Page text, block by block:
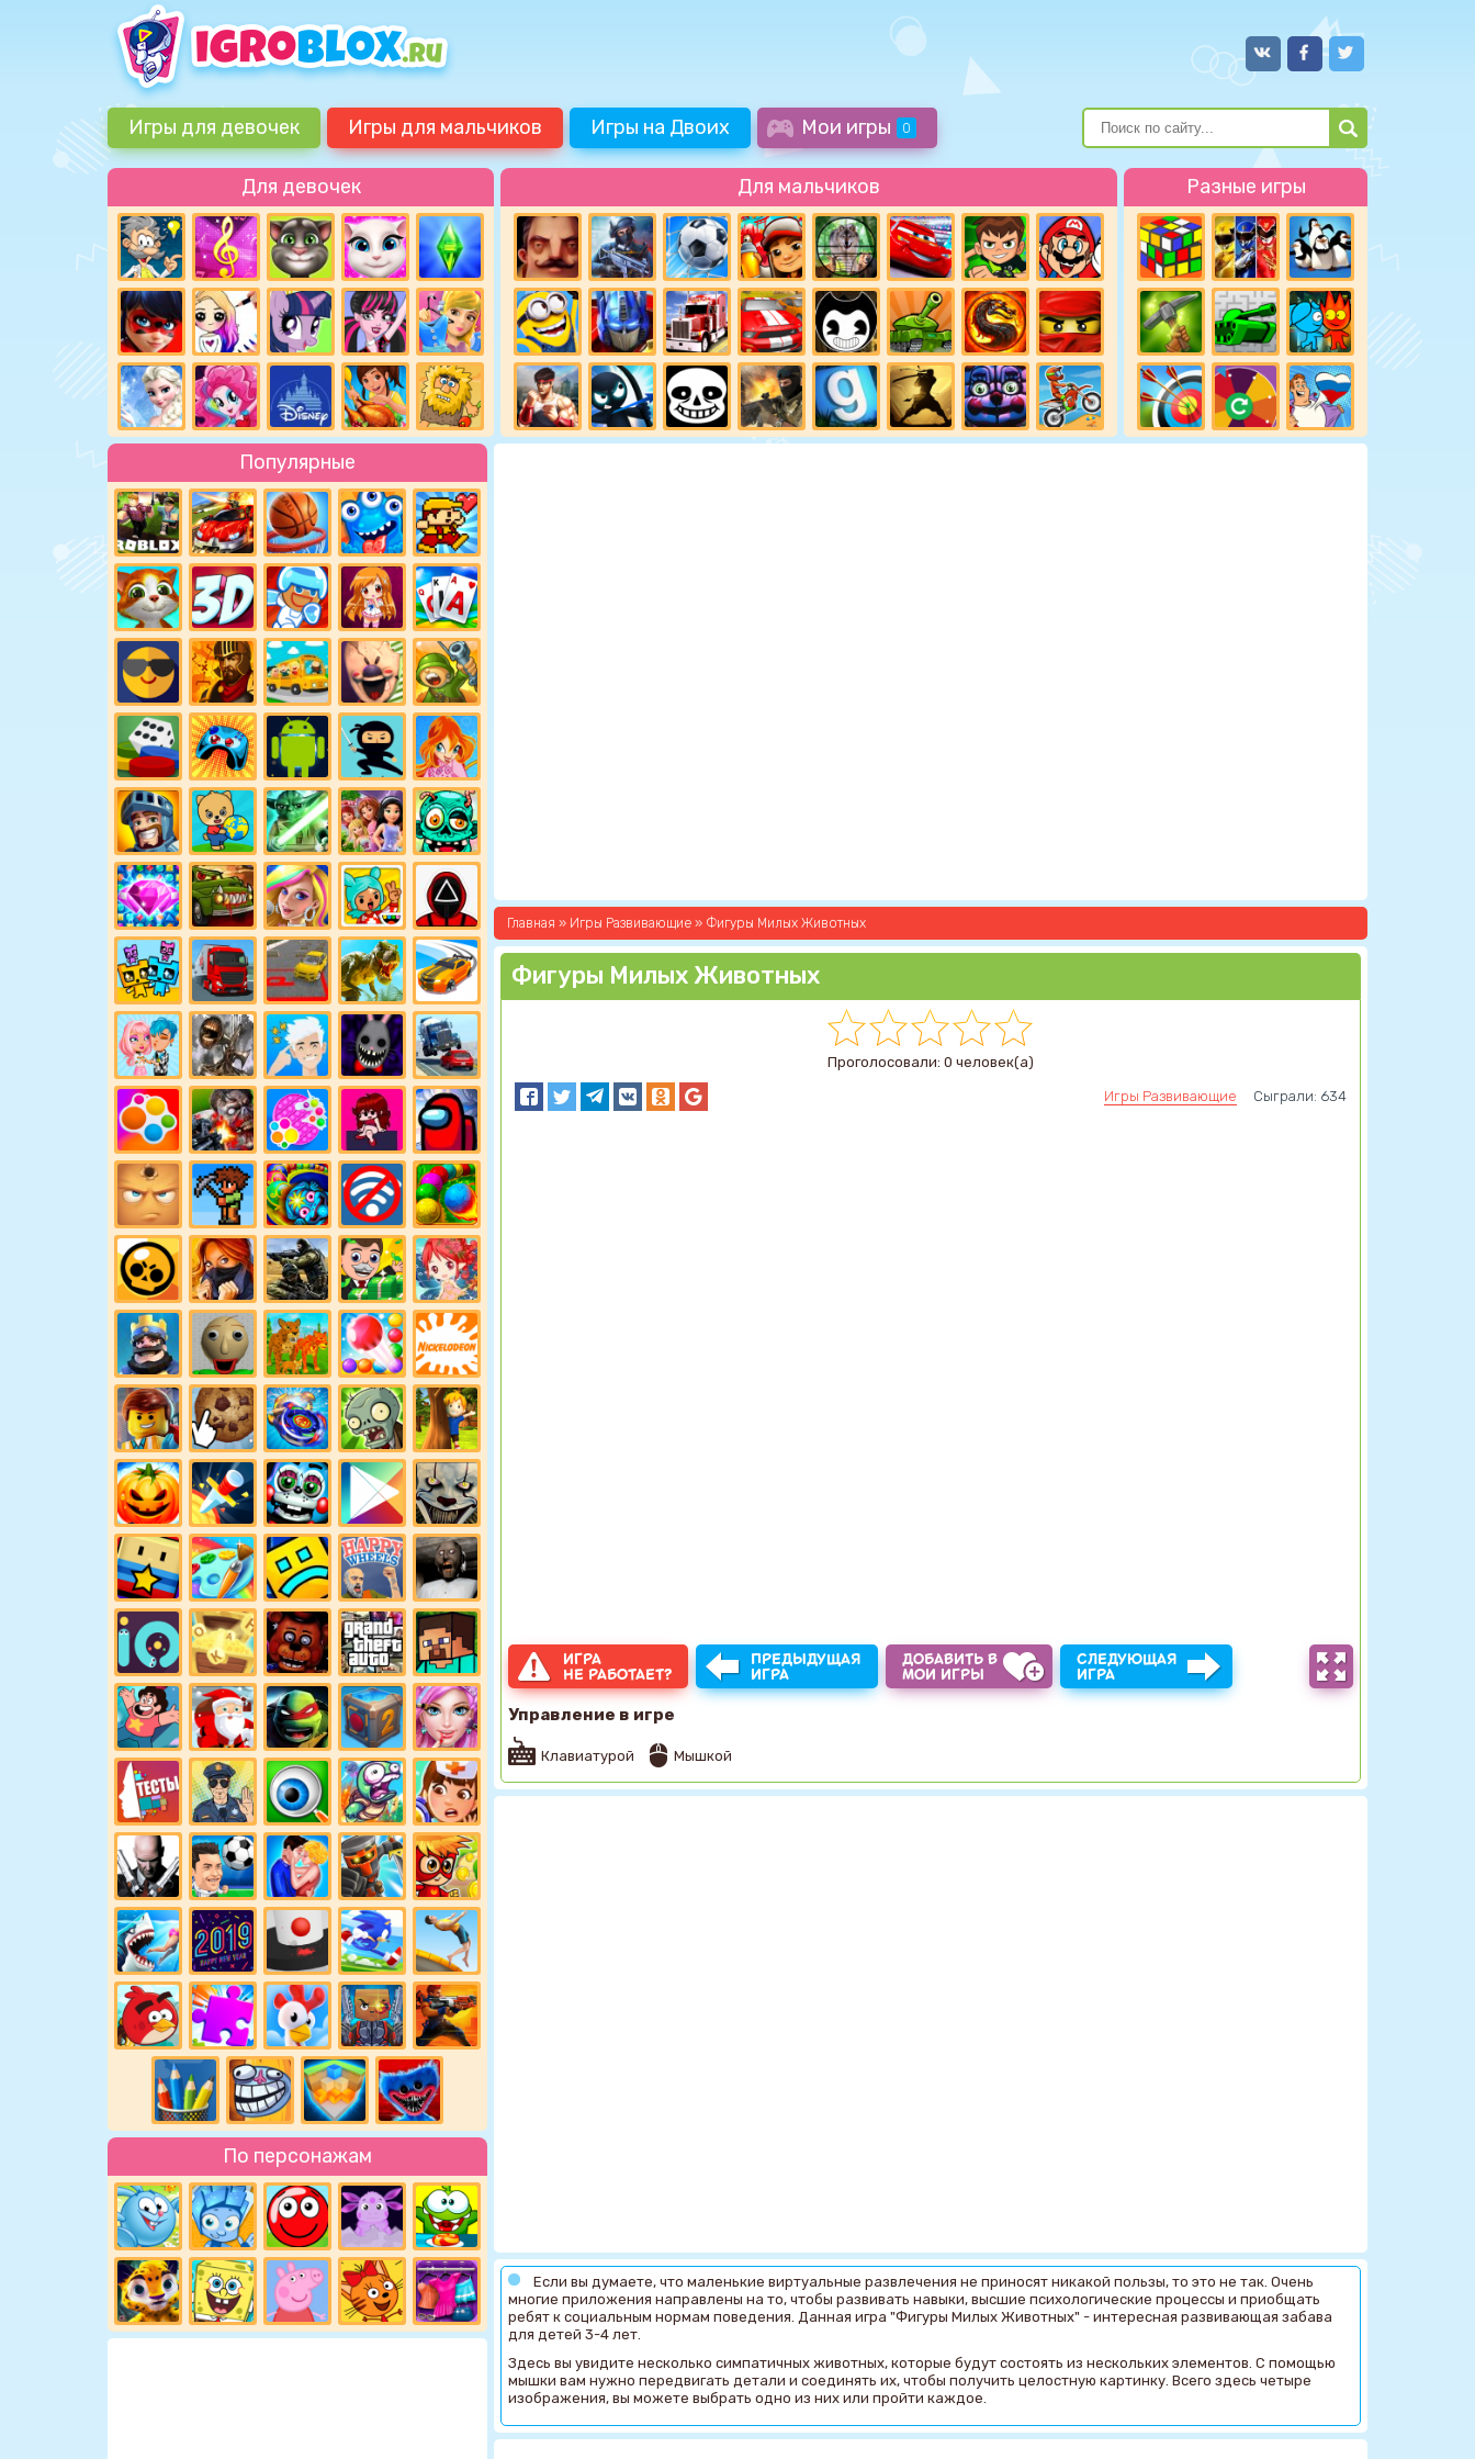
Игры для девочек Игры для мальчиков Игры на Двоих Мои игры 0
Для девочек Для мальчиков Разные игры
Популярные
По персонажам
Главная » Игры Развивающие » Фигуры Милых Животных
Фигуры Милых Животных
Проголосовали: 0 человек(а)
Игры Развивающие Сыграли: 634
ИГРА
НЕ РАБОТАЕТ?
ПРЕДЫДУЩАЯ
ИГРА
ДОБАВИТЬ В
МОИ ИГРЫ
СЛЕДУЮЩАЯ
ИГРА
Управление в игре
Клавиатурой Мышкой
Если вы думаете, что маленькие виртуальные развлечения не приносят никакой пользы, то это не так. Очень
многие приложения направлены на то, чтобы развивать навыки, высшие психологические процессы и приобщать
ребят к социальным нормам поведения. Данная игра "Фигуры Милых Животных" - интересная развивающая забава
для детей 3-4 лет.
Здесь вы увидите несколько симпатичных животных, которые будут состоять из нескольких элементов. С помощью
мышки вам нужно передвигать детали и соединять их, чтобы получить целостную картинку. Всего здесь четыре
изображения, вы можете выбрать одно из них или пройти каждое.